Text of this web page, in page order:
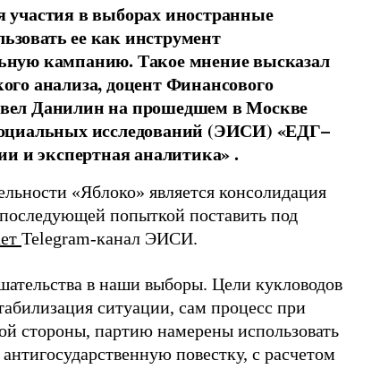
участия в выборах иностранные
ее как инструмент
кампанию. Такое мнение высказал
анализа, доцент Финансового
Данилин на прошедшем в Москве
исследований (ЭИСИ) «ЕДГ–
и экспертная аналитика» .
«Яблоко» является консолидация
попыткой поставить под
Telegram-канал ЭИСИ.
в наши выборы. Цели кукловодов
ситуации, сам процесс при
стороны, партию намерены использовать
повестку, с расчетом